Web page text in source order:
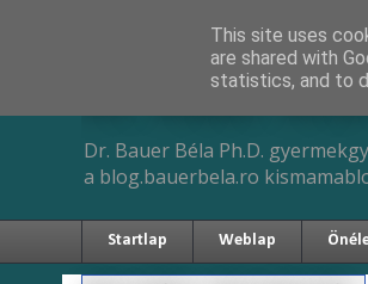
Dr. Bauer
Dr. Bauer Béla Ph.D.
a blog.bauerbela.ro
Startlap Weblap
This site uses
are shared with
statistics, and to